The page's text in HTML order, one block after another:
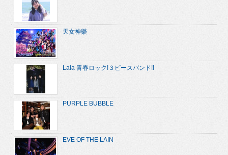
天女神樂
Lala 青春ロック!３ピースバンド!!
PURPLE BUBBLE
EVE OF THE LAIN